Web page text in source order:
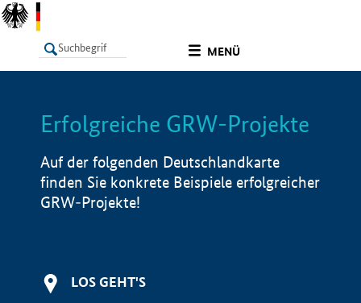
MENÜ
LISTE Info
Erfolgreiche GRW-Projekte
Auf der folgenden Deutschlandkarte
finden Sie konkrete Beispiele erfolgreicher
GRW-Projekte!
LOS GEHT'S